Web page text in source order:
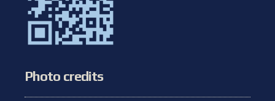
Photo credits